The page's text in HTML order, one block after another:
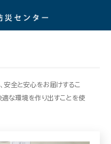
安全と安心をお届けするこ
適な環境を作り出すことを使